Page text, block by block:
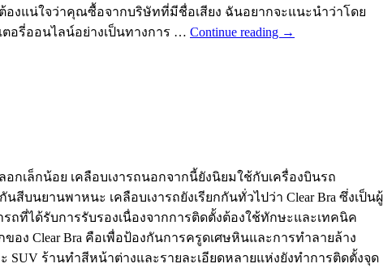
แน่ใจว่าคุณซื้อจากบริษัทที่มีชื่อเสียง ฉันอยากจะแนะนำว่าโดย
อรี่ออนไลน์อย่างเป็นทางการ … Continue reading →
เล็กน้อย เคลือบเงารถนอกจากนี้ยังนิยมใช้กับเครื่องบินรถ
นยานพาหนะ เคลือบเงารถยังเรียกกันทั่วไปว่า Clear Bra ซึ่งเป็นผู้
ถที่ได้รับการรับรองเนื่องจากการติดตั้งต้องใช้ทักษะและเทคนิค
ง Clear Bra คือเพื่อป้องกันการครูดเศษหินและการทำลายล้าง
ร้านทำสีหน้าต่างและรายละเอียดหลายแห่งยังทำการติดตั้งจุด